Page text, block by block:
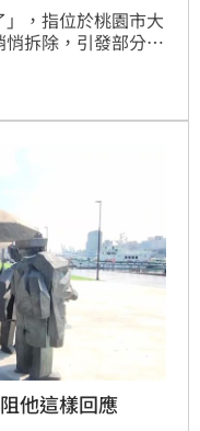
，指位於桃園市大
拆除，引發部分民
年沒有進行大規
停車場動線及周邊
他這樣回應